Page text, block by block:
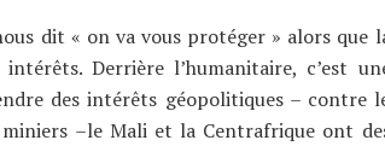
dit « on va vous protéger » alors que
Derrière l’humanitaire, c’est
des intérêts géopolitiques – contre
–le Mali et la Centrafrique ont